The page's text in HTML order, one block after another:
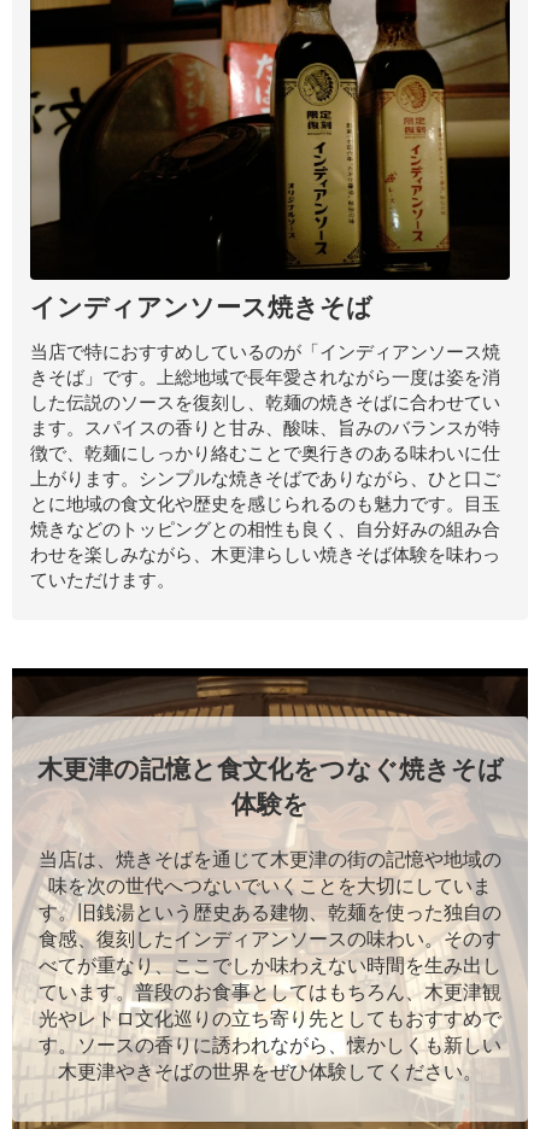
インディアンソース焼きそば
当店で特におすすめしているのが「インディアンソース焼
きそば」です。上総地域で長年愛されながら一度は姿を消
した伝説のソースを復刻し、乾麺の焼きそばに合わせてい
ます。スパイスの香りと甘み、酸味、旨みのバランスが特
徴で、乾麺にしっかり絡むことで奥行きのある味わいに仕
上がります。シンプルな焼きそばでありながら、ひと口ご
とに地域の食文化や歴史を感じられるのも魅力です。目玉
焼きなどのトッピングとの相性も良く、自分好みの組み合
わせを楽しみながら、木更津らしい焼きそば体験を味わっ
ていただけます。
木更津の記憶と食文化をつなぐ焼きそば
体験を
当店は、焼きそばを通じて木更津の街の記憶や地域の
味を次の世代へつないでいくことを大切にしていま
す。旧銭湯という歴史ある建物、乾麺を使った独自の
食感、復刻したインディアンソースの味わい。そのす
べてが重なり、ここでしか味わえない時間を生み出し
ています。普段のお食事としてはもちろん、木更津観
光やレトロ文化巡りの立ち寄り先としてもおすすめで
す。ソースの香りに誘われながら、懐かしくも新しい
木更津やきそばの世界をぜひ体験してください。